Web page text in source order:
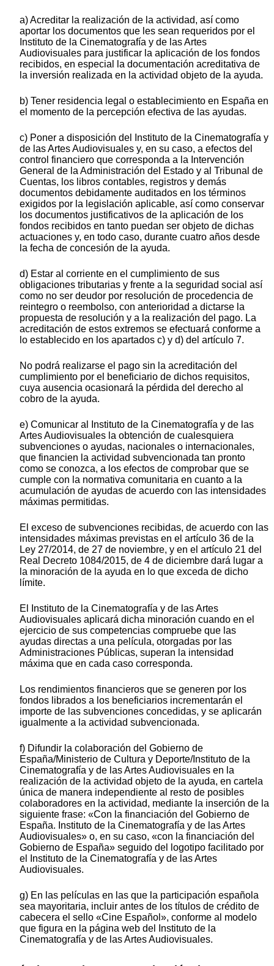
a) Acreditar la realización de la actividad, así como
aportar los documentos que les sean requeridos por el
Instituto de la Cinematografía y de las Artes
Audiovisuales para justificar la aplicación de los fondos
recibidos, en especial la documentación acreditativa de
la inversión realizada en la actividad objeto de la ayuda.
b) Tener residencia legal o establecimiento en España en
el momento de la percepción efectiva de las ayudas.
c) Poner a disposición del Instituto de la Cinematografía y
de las Artes Audiovisuales y, en su caso, a efectos del
control financiero que corresponda a la Intervención
General de la Administración del Estado y al Tribunal de
Cuentas, los libros contables, registros y demás
documentos debidamente auditados en los términos
exigidos por la legislación aplicable, así como conservar
los documentos justificativos de la aplicación de los
fondos recibidos en tanto puedan ser objeto de dichas
actuaciones y, en todo caso, durante cuatro años desde
la fecha de concesión de la ayuda.
d) Estar al corriente en el cumplimiento de sus
obligaciones tributarias y frente a la seguridad social así
como no ser deudor por resolución de procedencia de
reintegro o reembolso, con anterioridad a dictarse la
propuesta de resolución y a la realización del pago. La
acreditación de estos extremos se efectuará conforme a
lo establecido en los apartados c) y d) del artículo 7.
No podrá realizarse el pago sin la acreditación del
cumplimiento por el beneficiario de dichos requisitos,
cuya ausencia ocasionará la pérdida del derecho al
cobro de la ayuda.
e) Comunicar al Instituto de la Cinematografía y de las
Artes Audiovisuales la obtención de cualesquiera
subvenciones o ayudas, nacionales o internacionales,
que financien la actividad subvencionada tan pronto
como se conozca, a los efectos de comprobar que se
cumple con la normativa comunitaria en cuanto a la
acumulación de ayudas de acuerdo con las intensidades
máximas permitidas.
El exceso de subvenciones recibidas, de acuerdo con las
intensidades máximas previstas en el artículo 36 de la
Ley 27/2014, de 27 de noviembre, y en el artículo 21 del
Real Decreto 1084/2015, de 4 de diciembre dará lugar a
la minoración de la ayuda en lo que exceda de dicho
límite.
El Instituto de la Cinematografía y de las Artes
Audiovisuales aplicará dicha minoración cuando en el
ejercicio de sus competencias compruebe que las
ayudas directas a una película, otorgadas por las
Administraciones Públicas, superan la intensidad
máxima que en cada caso corresponda.
Los rendimientos financieros que se generen por los
fondos librados a los beneficiarios incrementarán el
importe de las subvenciones concedidas, y se aplicarán
igualmente a la actividad subvencionada.
f) Difundir la colaboración del Gobierno de
España/Ministerio de Cultura y Deporte/Instituto de la
Cinematografía y de las Artes Audiovisuales en la
realización de la actividad objeto de la ayuda, en cartela
única de manera independiente al resto de posibles
colaboradores en la actividad, mediante la inserción de la
siguiente frase: «Con la financiación del Gobierno de
España. Instituto de la Cinematografía y de las Artes
Audiovisuales» o, en su caso, «con la financiación del
Gobierno de España» seguido del logotipo facilitado por
el Instituto de la Cinematografía y de las Artes
Audiovisuales.
g) En las películas en las que la participación española
sea mayoritaria, incluir antes de los títulos de crédito de
cabecera el sello «Cine Español», conforme al modelo
que figura en la página web del Instituto de la
Cinematografía y de las Artes Audiovisuales.